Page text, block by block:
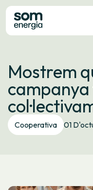
Tarifes
Serveis
Empreses
La
Contacte
Mostrem
Cooperativa 01